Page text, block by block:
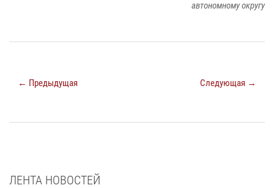
автономному округу
← Предыдущая Следующая →
ЛЕНТА НОВОСТЕЙ